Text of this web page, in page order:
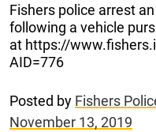
Fishers police arrest
following a vehicle
at https://
AID=776
Posted by Fishers
November 13, 2019